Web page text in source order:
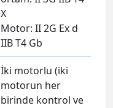
X
Motor: II 2G Ex d
IIB T4 Gb
İki motorlu (iki
motorun her
birinde kontrol ve